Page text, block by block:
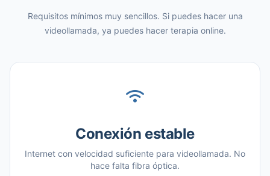
Requisitos mínimos muy sencillos. Si puedes hacer una
videollamada, ya puedes hacer terapia online.
Conexión estable
Internet con velocidad suficiente para videollamada. No
hace falta fibra óptica.